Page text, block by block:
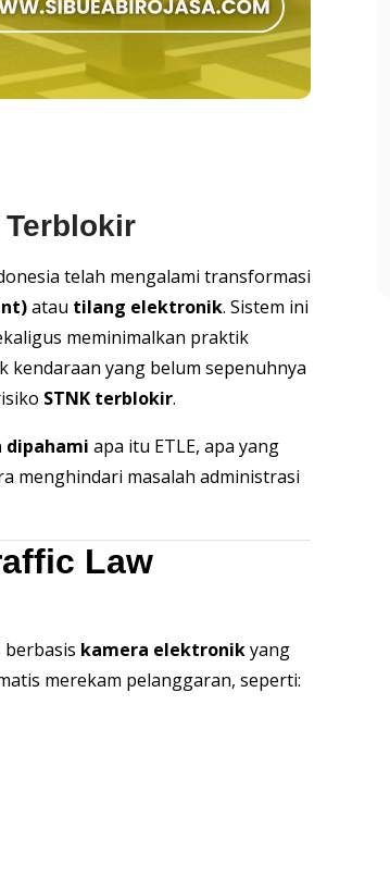
Terblokir
telah mengalami transformasi
atau tilang elektronik. Sistem ini
meminimalkan praktik
kendaraan yang belum sepenuhnya
STNK terblokir.
dipahami apa itu ETLE, apa yang
menghindari masalah administrasi
Law
berbasis kamera elektronikyang
merekam pelanggaran, seperti: